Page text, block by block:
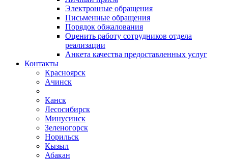
Электронные обращения
Письменные обращения
Порядок обжалования
Оценить работу сотрудников отдела
реализации
Анкета качества предоставленных услуг
Контакты
Красноярск
Ачинск
Канск
Лесосибирск
Минусинск
Зеленогорск
Норильск
Кызыл
Абакан